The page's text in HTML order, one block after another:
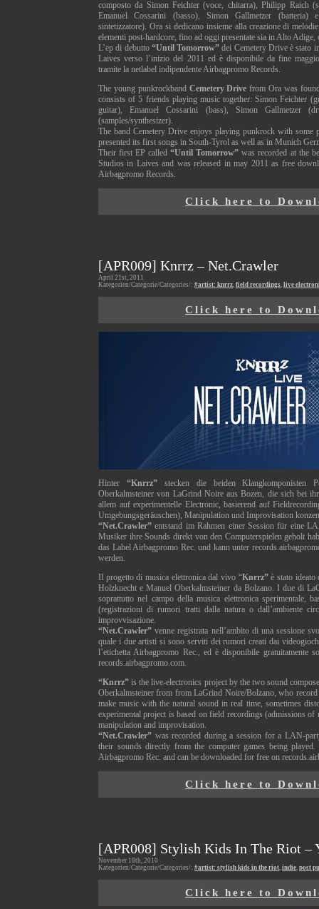
composto da Simon Feichter (voce, chitarra), Philipp Raich
Emanuel Cossarini (basso), Simon Gallmetzer (batteria)
sintetizzatore). Ora si dedicano insieme alla creazione di
elementi post-hardcore, fino ad oggi presentate sia in Alto Adige,
L’ep di debutto “Until Tomorrow” dei Cemetery Drive è stato
Laives verso l’inizio del 2011 ed è disponibile da fine
tramite la netlabel indipendente Airbagpromo Records.
The young punkrockband Cemetery Drive from Ora was
consists of 5 friends playing music together: Simon Feichter
guitar), Emanuel Cossarini (bass), Simon Gallmetzer
(samples/synthesizer).
The band Cemetery Drive enjoys playing punkrock with some
presented its first songs in South-Tyrol as well as in Munich
Their first EP called“Until Tomorrow” was recorded at the
Studios in Laives and was released in may 2011 as free
Airbagpromo Records.
Click here to
[APR009] Knrrz – Net.Crawler
April 21st, 2011
Kategorien/Categorie/Categories/: #artist: knrrz, field recordings, live
Click here to
Hinter “Knrrz”stecken die beiden Klangkomponisten
Oberkalmsteiner von LaGrind Noire aus Bozen, die sich bei
allem auf experimentelle Electronic, basierend auf
Umgebungsgeräuschen), Manipulation und Improvisation
“Net.Crawler” entstand im Rahmen einer Session für eine
Musiker ihre Sounds direkt von den Computerspielen geholt
das Label Airbagpromo Rec. und kann unter
werden.
Il progetto di musica elettronica dal vivo “Knrrz”è stato ideato
Holzknecht e Manuel Oberkalmsteiner da Bolzano. I due di
soprattutto nel campo della musica elettronica sperimentale,
(registrazioni di rumori tratti dalla natura o dall’ambiente
improvvisazione.
“Net.Crawler” venne registrata nell’ambito di una sessione
quale i due artisti si sono serviti dei rumori creati dai
l’etichetta Airbagpromo Rec., ed è disponibile gratuitamente
records.airbagpromo.com.
“Knrrz” is the live-electronics project by the two sound
Oberkalmsteiner from from LaGrind Noire/Bolzano, who record
make music with the natural sound in real time, sometimes
experimental project is based on field recordings (admissions of
manipulation and improvisation.
“Net.Crawler” was recorded during a session for a LAN-
their sounds directly from the computer games being played.
Airbagpromo Rec. and can be downloaded for free on
Click here to
[APR008] Stylish Kids In The Riot –
November 18th, 2010
Kategorien/Categorie/Categories/: #artist: stylish kids in the riot, indie, post
Click here to